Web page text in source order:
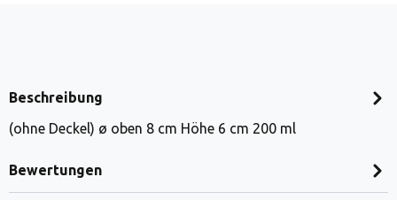
Beschreibung
(ohne Deckel) ø oben 8 cm Höhe 6 cm 200 ml
Bewertungen